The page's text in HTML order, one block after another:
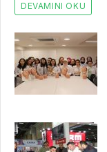
DEVAMINI OKU